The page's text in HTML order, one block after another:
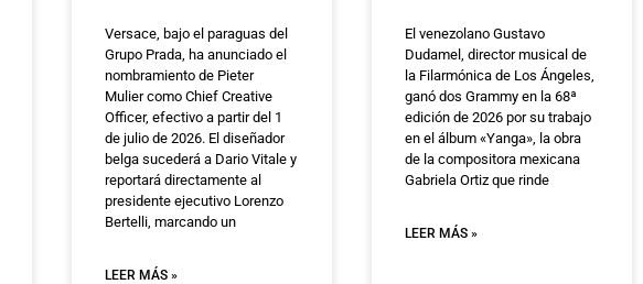
Versace, bajo el paraguas del
Grupo Prada, ha anunciado el
nombramiento de Pieter
Mulier como Chief Creative
Officer, efectivo a partir del 1
de julio de 2026. El diseñador
belga sucederá a Dario Vitale y
reportará directamente al
presidente ejecutivo Lorenzo
Bertelli, marcando un
LEER MÁS »
El venezolano Gustavo
Dudamel, director musical de
la Filarmónica de Los Ángeles,
ganó dos Grammy en la 68ª
edición de 2026 por su trabajo
en el álbum «Yanga», la obra
de la compositora mexicana
Gabriela Ortiz que rinde
LEER MÁS »